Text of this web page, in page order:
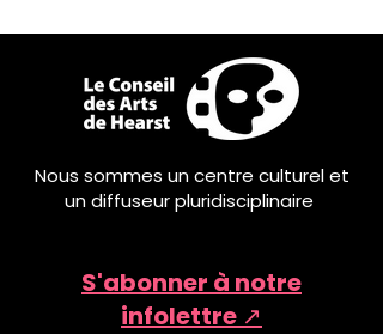
Nous sommes un centre culturel et
un diffuseur pluridisciplinaire
S'abonner à notre
infolettre ↗